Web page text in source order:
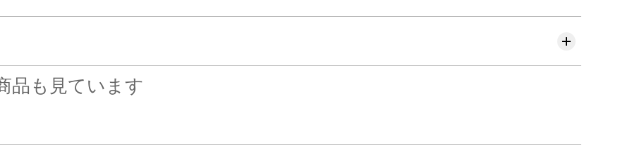
97.4cm 68cm 31.0cm 24.5cm 17.8cm
品も見ています